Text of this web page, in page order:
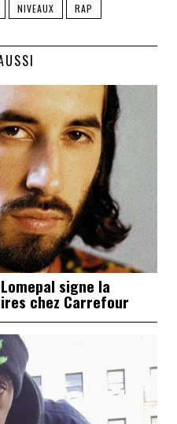
NIVEAUX RAP
signe la
chez Carrefour